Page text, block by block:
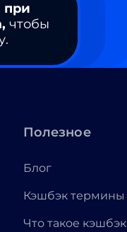
при
чтобы
Полезное
Блог
Кэшбэк термины
Что такое кэшбэк